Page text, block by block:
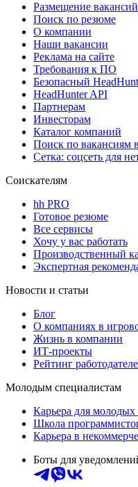
Размещение вакансий
Поиск по резюме
О компании
Наши вакансии
Реклама на сайте
Требования к ПО
Безопасный
HeadHunter API
Партнерам
Инвесторам
Каталог компаний
Поиск по вакансиям
Сетка: соцсеть для
Соискателям
hh PRO
Готовое резюме
Все сервисы
Хочу у вас работать
Производственный
Экспертная
Новости и статьи
Блог
О компаниях в
Жизнь в компании
ИТ-проекты
Рейтинг
Молодым специалистам
Карьера для молодых
Школа
Карьера в
Боты для